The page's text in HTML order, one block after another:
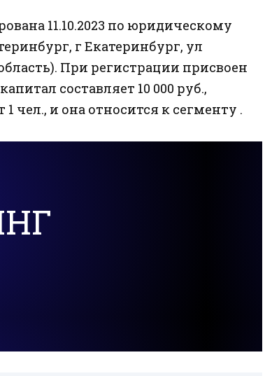
11.10.2023 по юридическому
г Екатеринбург, ул
При регистрации присвоен
составляет 10 000 руб.,
чел., и она относится к сегменту .